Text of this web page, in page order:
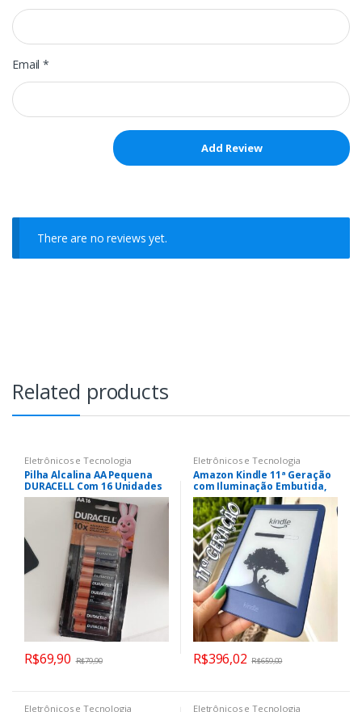
Email*
There are no reviews yet.
Related products
Eletrônicos e Tecnologia
Pilha Alcalina AA Pequena
DURACELL Com 16 Unidades
R$69,90 R$79,90
Eletrônicos e Tecnologia
Amazon Kindle 11ª Geração
com Iluminação Embutida,
Wi-Fi, 16GB, Azul –
B09SWV1FSS
R$396,02 R$659,00
Eletrônicos e Tecnologia Eletrônicos e Tecnologia